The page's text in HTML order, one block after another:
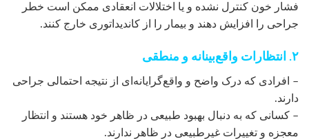
فشار خون کنترل نشده و یا اختلالات انعقادی ممکن است خطر
جراحی را افزایش دهند و بیمار را از کاندیداتوری خارج کنند.
۲. انتظارات واقع‌بینانه و منطقی
– افرادی که درک واضح و واقع‌گرایانه‌ای از نتیجه احتمالی جراحی
دارند.
– کسانی که به دنبال بهبود طبیعی در ظاهر خود هستند و انتظار
معجزه و تغییرات غیرطبیعی در ظاهر ندارند.